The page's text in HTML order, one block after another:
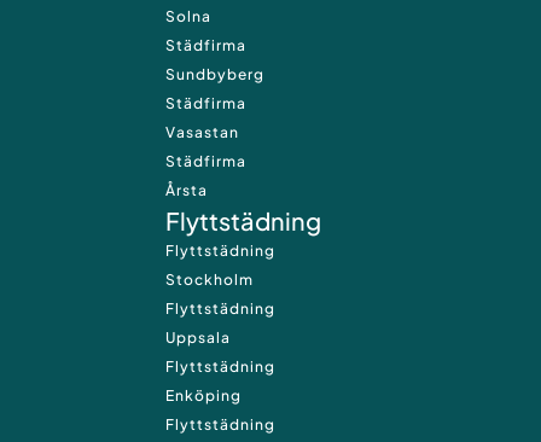
Solna
Städfirma
Sundbyberg
Städfirma
Vasastan
Städfirma
Årsta
Flyttstädning
Flyttstädning
Stockholm
Flyttstädning
Uppsala
Flyttstädning
Enköping
Flyttstädning